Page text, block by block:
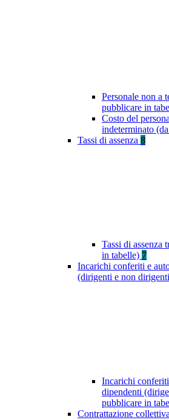
Personale non a
pubblicare in
Costo del
indeterminato
Tassi di assenza 8
Tassi di assenza
in tabelle) 7
Incarichi conferiti e
(dirigenti e non
Incarichi
dipendenti
pubblicare in
Contrattazione collettiva